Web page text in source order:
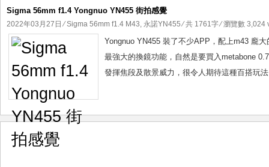
Sigma 56mm f1.4 Yongnuo YN455 街拍感覺
2022年03月27日 ⁄Sigma 56mm f1.4 M43, 永諾YN455⁄ 共 1761字 ⁄ 瀏覽數 3,024
Yongnuo YN455 裝了不少APP，配上m43 龐
最強大的換鏡功能，自然是要買入metabone
發揮焦段及散景威力，很令人期待這種百搭玩